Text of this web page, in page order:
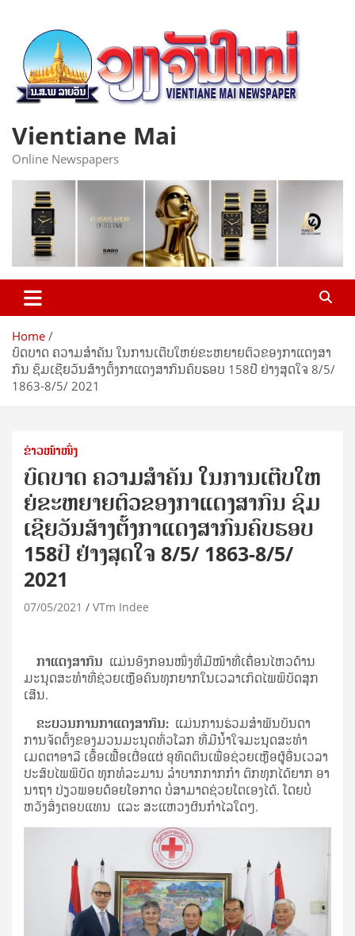
content
Vientiane Mai
Online Newspapers
Home
ບົດ​ບາດ ​ຄວາມ​ສຳ​ຄັນ​ ໃນ​ການ​ເຕີບ​ໃຫ​ຍ່​ຂະ​ຫຍາຍ​ຕົວ​ຂອງ​ກາ​ແດງ​ສາ​
ກົນ ຊົມ​ເຊີຍ​ວັນ​ສ້າງ​ຕັ້ງ​ກາ​ແດງ​ສາ​ກົນ​ຄົບ​ຮອບ 158ປີ ຢ​່າງ​ສຸດ​ໃຈ 8/5/
1863-8/5/ 2021
ຂ່າວໜ້າໜຶ່ງ
ບົດ​ບາດ ​ຄວາມ​ສຳ​ຄັນ​ ໃນ​ການ​ເຕີບ​ໃຫ​
ຍ່​ຂະ​ຫຍາຍ​ຕົວ​ຂອງ​ກາ​ແດງ​ສາ​ກົນ ຊົມ​
ເຊີຍ​ວັນ​ສ້າງ​ຕັ້ງ​ກາ​ແດງ​ສາ​ກົນ​ຄົບ​ຮອບ
158ປີ ຢ​່າງ​ສຸດ​ໃຈ 8/5/ 1863-8/5/
2021
07/05/2021 VTm Indee
ກາ​ແດງ​ສາ​ກົນ ແມ່ນ​ອົງ​ກອນ​ໜຶ່ງ​ທີ່ມີ​ໜ້າ​ທີ່​ເຄືຶ່ອນ​ໄຫວ​ດ້ານ​
ມະ​ນຸດ​ສະ​ທຳ​ທີ່​ຊ່ວຍ​ເຫຼືອ​ຄົນ​ທຸກ​ຍາກໃນ​ເວ​ລາ​ເກິດ​ໄພ​ພິ​ບັດສຸກ​
ເສີນ.
ຂະ​ບວນ​ການ​ກາ​ແດງ​ສາ​ກົນ: ແມ່ນການ​ຮ່ວມ​ສຳ​ພັນ​ບັນ​ດາ​
ການ​ຈັດ​ຕັ້ງ​ຂອງມວນ​ມະ​ນຸດ​ທົ່ວ​ໂລກ ​ທີ່​ມີນ້ຳ​ໃຈ​ມະ​ນຸດ​ສະ​ທຳ​
ເມດ​ຕາ​ອາ​ລີ ​ເອື້ອ​ເຟື້ອ​ເຜື່ອ​ແຜ່ ອຸ​ທິດ​ຕົນ​ເພື່ອ​ຊ່ວຍ​ເຫຼືອ​ຜູ້​ອື່ນ​ເວ​ລາ
ປະ​ສົບ​ໄພ​ພິ​ບັດ ທຸກ​ທໍ​ລະ​ມານ​ ລຳ​ບາກ​ກາກ​ກຳ ຕົກ​ທຸກ​ໄດ້​ຍາກ ອາ​
ນາ​ຖາ ປ່ຽວ​ພອຍ​ດ້ອຍ​ໂອ​ກາດ ບໍ່​ສາ​ມາດ​ຊ່ວຍ​ໂຕ​ເອງ​ໄດ້​. ໂດຍບໍ່​
ຫວັງ​ສິ່ງ​ຕອບ​ແທນ ​ ແລະ ສະ​ແຫວງ​ຜົນ​ກຳ​ໄລ​ໃດໆ.